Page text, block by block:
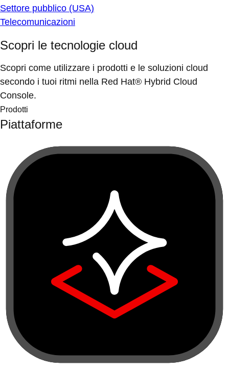
Settore pubblico (USA)
Telecomunicazioni
Scopri le tecnologie cloud
Scopri come utilizzare i prodotti e le soluzioni cloud
secondo i tuoi ritmi nella Red Hat® Hybrid Cloud
Console.
Prodotti
Piattaforme